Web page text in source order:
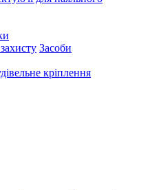
Засоби
кріплення